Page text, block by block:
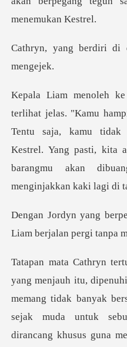
di
Tentu saja, kamu tidak
Kestrel. Yang pasti, kita
Liam berjalan
memang tidak banyak
sejak muda untuk